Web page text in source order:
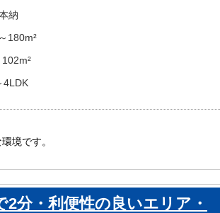
納
180m²
4LDK
境です。
ています。
お問い合わせ下さい。
分・利便性の良いエリア・